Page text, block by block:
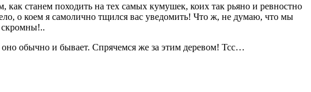
как станем походить на тех самых кумушек, коих так рьяно и ревностно
о коем я самолично тщился вас уведомить! Что ж, не думаю, что мы
скромны!..
обычно и бывает. Спрячемся же за этим деревом! Тсс…